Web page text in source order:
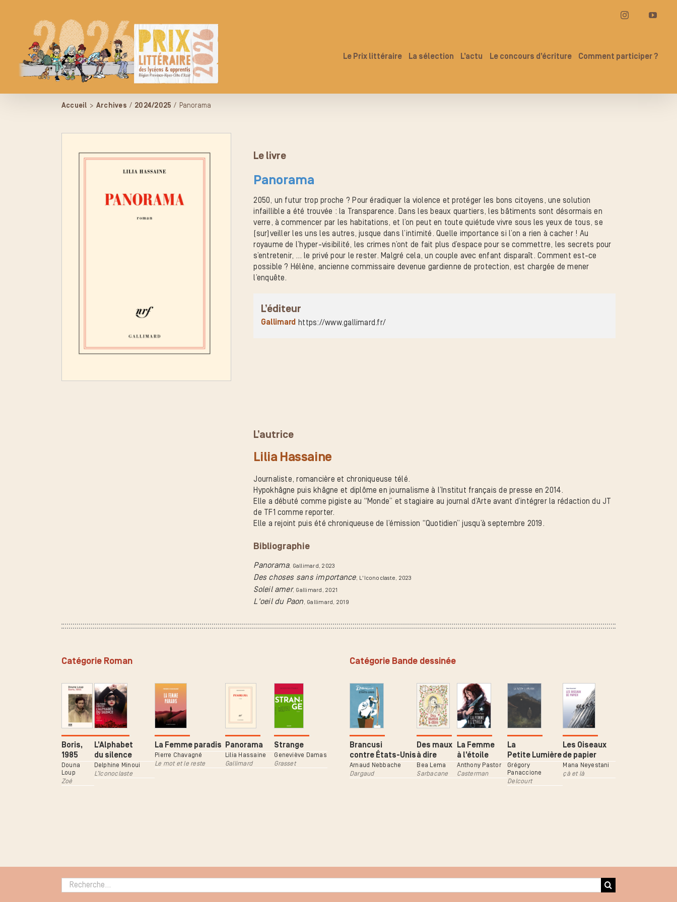
Instagram
Le Prix littéraire La sélection L’actu Le concours d’écriture Comment participer ?
Accueil > Archives / 2024/2025 / Panorama
Le livre
Panorama
2050, un futur trop proche ? Pour éradiquer la violence et protéger les bons citoyens, une solution
infaillible a été trouvée : la Transparence. Dans les beaux quartiers, les bâtiments sont désormais en
verre, à commencer par les habitations, et l’on peut en toute quiétude vivre sous les yeux de tous, se
(sur)veiller les uns les autres, jusque dans l’intimité. Quelle importance si l’on a rien à cacher ! Au
royaume de l’hyper-visibilité, les crimes n’ont de fait plus d’espace pour se commettre, les secrets pour
s’entretenir, … le privé pour le rester. Malgré cela, un couple avec enfant disparaît. Comment est-ce
possible ? Hélène, ancienne commissaire devenue gardienne de protection, est chargée de mener
l’enquête.
L’éditeur
Gallimard https://www.gallimard.fr/
L’autrice
Lilia Hassaine
Journaliste, romancière et chroniqueuse télé.
Hypokhâgne puis khâgne et diplôme en journalisme à l’Institut français de presse en 2014.
Elle a débuté comme pigiste au “Monde” et stagiaire au journal d’Arte avant d’intégrer la rédaction du JT
de TF1 comme reporter.
Elle a rejoint puis été chroniqueuse de l’émission “Quotidien” jusqu’à septembre 2019.
Bibliographie
Panorama, Gallimard, 2023
Des choses sans importance, L'Iconoclaste, 2023
Soleil amer, Gallimard , 2021
L'oeil du Paon, Gallimard, 2019
Catégorie Roman
Boris,
1985
Douna
Loup
Zoé
L’Alphabet
du silence
Delphine Minoui
L’Iconoclaste
La Femme paradis
Pierre Chavagné
Le mot et le reste
Panorama
Lilia Hassaine
Gallimard
Strange
Geneviève Damas
Grasset
Catégorie Bande dessinée
Brancusi
contre États-Unis
Arnaud Nebbache
Dargaud
Des maux
à dire
Bea Lema
Sarbacane
La Femme
à l’étoile
Anthony Pastor
Casterman
La
Petite Lumière
Grégory
Panaccione
Delcourt
Les Oiseaux
de papier
Mana Neyestani
çà et là
Rechercher :